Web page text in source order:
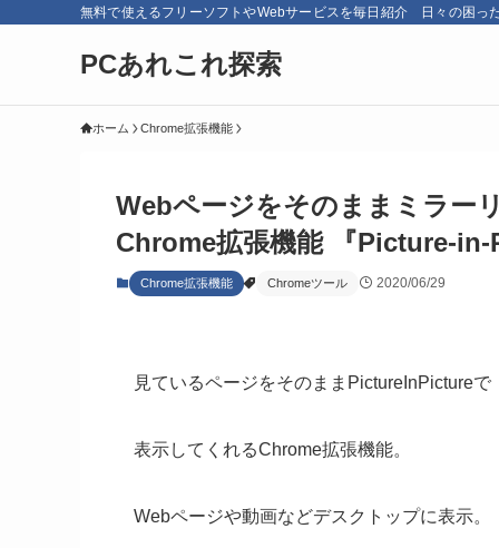
無料で使えるフリーソフトやWebサービスを毎日紹介 日々の困っ
PCあれこれ探索
ホーム Chrome拡張機能
Webページをそのままミラー
Chrome拡張機能 『Picture-
Chrome拡張機能 Chromeツール 2020/06/29
見ているページをそのままPictureInPictureで
表示してくれるChrome拡張機能。
Webページや動画などデスクトップに表示。